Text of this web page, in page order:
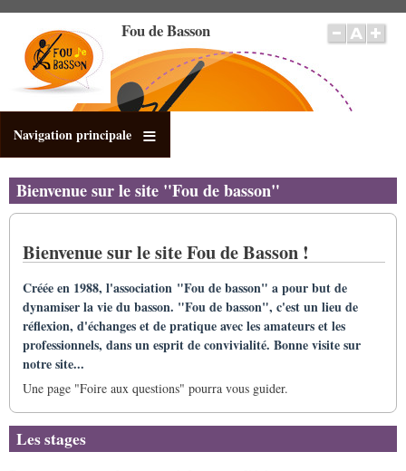
contenu
principal
Fou de Basson
Navigation principale
Bienvenue sur le site "Fou de basson"
Bienvenue sur le site Fou de Basson !
Créée en 1988, l'association "Fou de basson" a pour but de
dynamiser la vie du basson. "Fou de basson", c'est un lieu de
réflexion, d'échanges et de pratique avec les amateurs et les
professionnels, dans un esprit de convivialité. Bonne visite sur
notre site...
Une page "Foire aux questions" pourra vous guider.
Les stages